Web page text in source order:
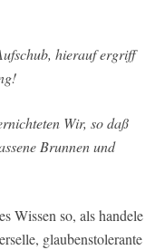
hierauf ergriff
Wir, so daß
Brunnen und
Wissen so, als handele
glaubenstolerante